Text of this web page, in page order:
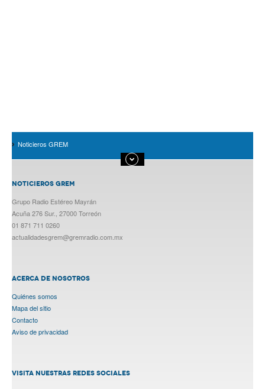
Noticieros GREM
NOTICIEROS GREM
Grupo Radio Estéreo Mayrán
Acuña 276 Sur., 27000 Torreón
01 871 711 0260
actualidadesgrem@gremradio.com.mx
ACERCA DE NOSOTROS
Quiénes somos
Mapa del sitio
Contacto
Aviso de privacidad
VISITA NUESTRAS REDES SOCIALES